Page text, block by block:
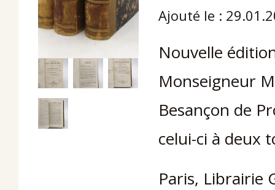
Ajouté le :
Nouvelle
Monseigneur
Besançon de
celui-ci à deux
Paris, Librairie